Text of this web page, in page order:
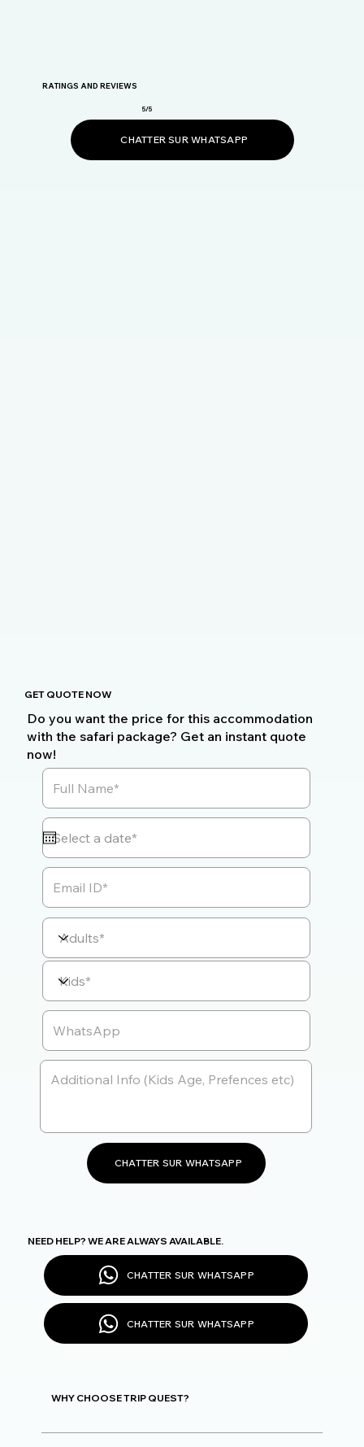
RATINGS AND REVIEWS
5/5
CHATTER SUR WHATSAPP
GET QUOTE NOW
Do you want the price for this accommodation
with the safari package? Get an instant quote
now!
CHATTER SUR WHATSAPP
NEED HELP? WE ARE ALWAYS AVAILABLE.
CHATTER SUR WHATSAPP
CHATTER SUR WHATSAPP
WHY CHOOSE TRIP QUEST?